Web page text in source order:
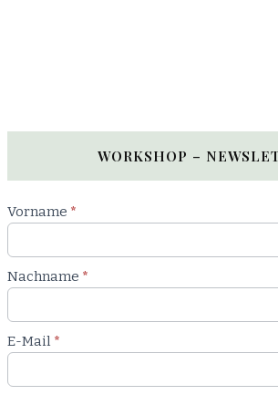
WORKSHOP –
Newsletter
Workshop
Vorname *
Nachname *
E-Mail *